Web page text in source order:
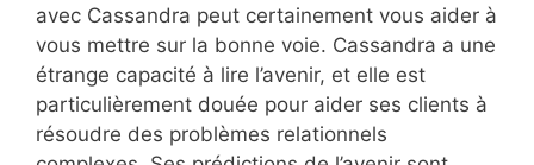
avec Cassandra peut certainement vous aider à
vous mettre sur la bonne voie. Cassandra a une
étrange capacité à lire l’avenir, et elle est
particulièrement douée pour aider ses clients à
résoudre des problèmes relationnels